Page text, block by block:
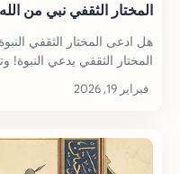
المختار الثقفي نبي من
المختار الثقفي يدعي